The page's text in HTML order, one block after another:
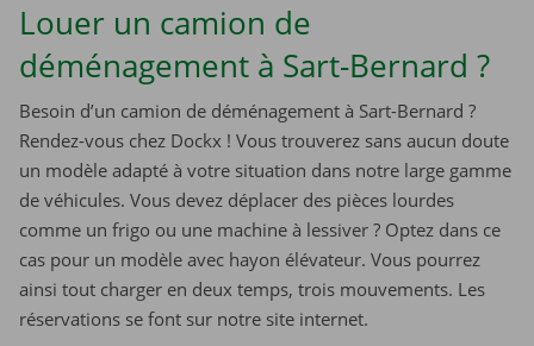
Louer un camion de
déménagement à Sart-Bernard ?
Besoin d’un camion de déménagement à Sart-Bernard ?
Rendez-vous chez Dockx ! Vous trouverez sans aucun doute
un modèle adapté à votre situation dans notre large gamme
de véhicules. Vous devez déplacer des pièces lourdes
comme un frigo ou une machine à lessiver ? Optez dans ce
cas pour un modèle avec hayon élévateur. Vous pourrez
ainsi tout charger en deux temps, trois mouvements. Les
réservations se font sur notre site internet.